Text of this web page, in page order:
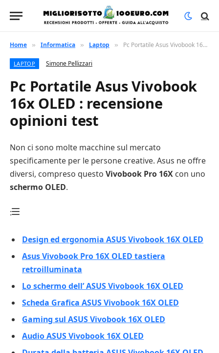
Home » Informatica » Laptop » Pc Portatile Asus Vivobook 16x OLED : recensione opinioni test
LAPTOP Simone Pellizzari
Pc Portatile Asus Vivobook
16x OLED : recensione
opinioni test
Non ci sono molte macchine sul mercato
specificamente per le persone creative. Asus ne offre
diversi, compreso questo Vivobook Pro 16X con uno
schermo OLED.
:
Design ed ergonomia ASUS Vivobook 16X OLED
Asus Vivobook Pro 16X OLED tastiera
retroilluminata
Lo schermo dell’ ASUS Vivobook 16X OLED
Scheda Grafica ASUS Vivobook 16X OLED
Gaming sul ASUS Vivobook 16X OLED
Audio ASUS Vivobook 16X OLED